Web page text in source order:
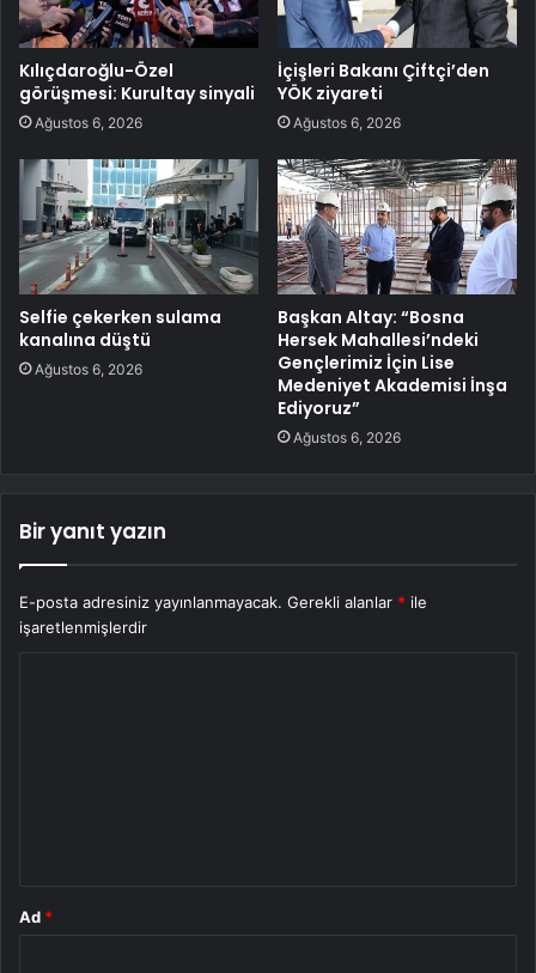
Kılıçdaroğlu-Özel
görüşmesi: Kurultay sinyali
Ağustos 6, 2026
İçişleri Bakanı Çiftçi’den
YÖK ziyareti
Ağustos 6, 2026
Selfie çekerken sulama
kanalına düştü
Ağustos 6, 2026
Başkan Altay: “Bosna
Hersek Mahallesi’ndeki
Gençlerimiz İçin Lise
Medeniyet Akademisi İnşa
Ediyoruz”
Ağustos 6, 2026
Bir yanıt yazın
E-posta adresiniz yayınlanmayacak. Gerekli alanlar * ile
işaretlenmişlerdir
Ad *